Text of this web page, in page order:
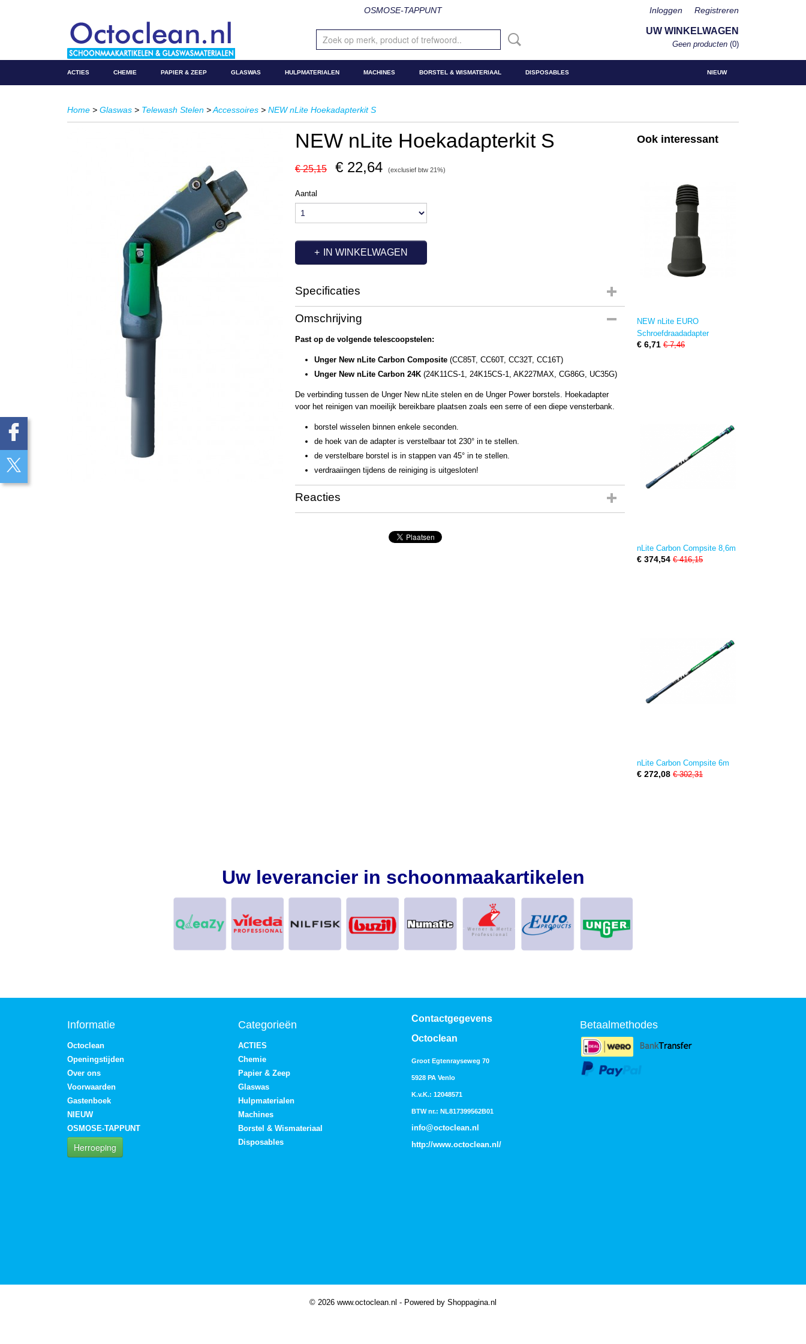
OSMOSE-TAPPUNT Inloggen Registreren
UW WINKELWAGEN
Geen producten (0)
NIEUW
ACTIES CHEMIE PAPIER & ZEEP GLASWAS HULPMATERIALEN MACHINES BORSTEL & WISMATERIAAL DISPOSABLES
Home > Glaswas > Telewash Stelen >Accessoires > NEW nLite Hoekadapterkit S
NEW nLite Hoekadapterkit S
€ 25,15 € 22,64 (exclusief btw 21%)
Aantal
IN WINKELWAGEN
Specificaties
Productcode
Omschrijving
Past op de volgende telescoopstelen:
Unger New nLite Carbon Composite (CC85T, CC60T, CC32T, CC16T)
Unger New nLite Carbon 24K (24K11CS-1, 24K15CS-1, AK227MAX, CG86G, UC35G)
De verbinding tussen de Unger New nLite stelen en de Unger Power borstels. Hoekadapter
voor het reinigen van moeilijk bereikbare plaatsen zoals een serre of een diepe vensterbank.
borstel wisselen binnen enkele seconden.
de hoek van de adapter is verstelbaar tot 230° in te stellen.
de verstelbare borstel is in stappen van 45° in te stellen.
verdraaiingen tijdens de reiniging is uitgesloten!
Reacties
Ook interessant
NEW nLite EURO
Schroefdraadadapter
€ 6,71 € 7,46
nLite Carbon Compsite 8,6m
€ 374,54 € 416,15
nLite Carbon Compsite 6m
€ 272,08 € 302,31
Uw leverancier in schoonmaakartikelen
Informatie
Octoclean
Openingstijden
Over ons
Voorwaarden
Gastenboek
NIEUW
OSMOSE-TAPPUNT
Herroeping
Categorieën
ACTIES
Chemie
Papier & Zeep
Glaswas
Hulpmaterialen
Machines
Borstel & Wismateriaal
Disposables
Contactgegevens
Octoclean
Groot Egtenrayseweg 70
5928 PA Venlo
K.v.K.: 12048571
BTW nr.: NL817399562B01
info@octoclean.nl
http://www.octoclean.nl /
Betaalmethodes
© 2026 www.octoclean.nl - Powered by Shoppagina.nl